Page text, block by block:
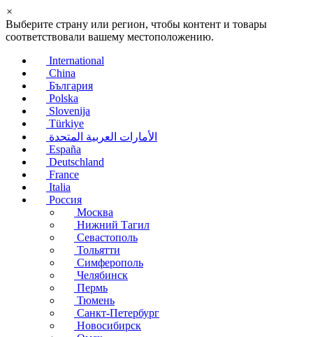
×
Выберите страну или регион, чтобы контент и товары
соответствовали вашему местоположению.
International
China
България
Polska
Slovenija
Türkiye
الأمارات العربية المتحدة
España
Deutschland
France
Italia
Россия
Москва
Нижний Тагил
Севастополь
Тольятти
Симферополь
Челябинск
Пермь
Тюмень
Санкт-Петербург
Новосибирск